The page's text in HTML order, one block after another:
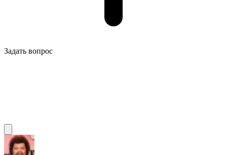
Задать вопрос